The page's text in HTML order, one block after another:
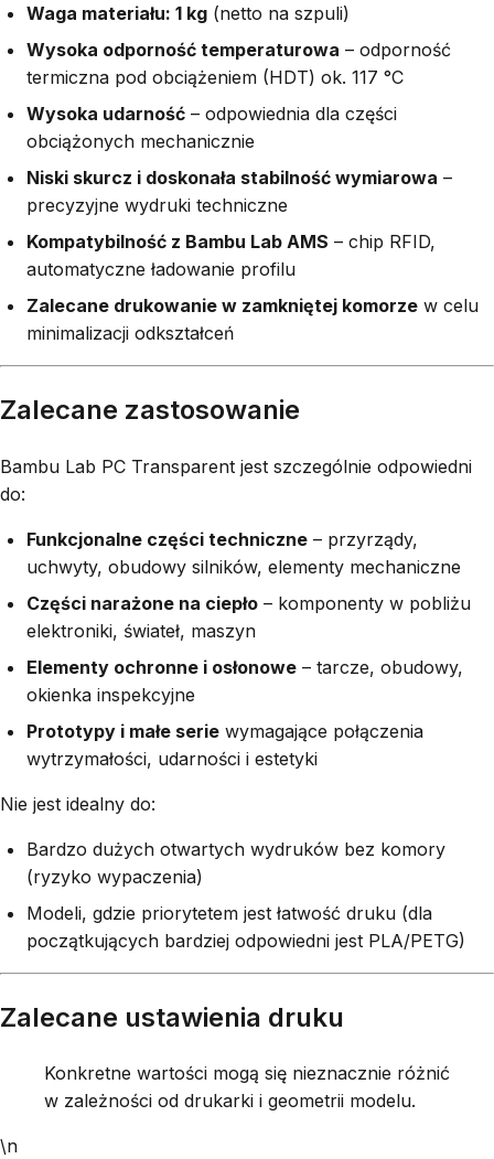
Waga materiału: 1 kg (netto na szpuli)
Wysoka odporność temperaturowa – odporność
termiczna pod obciążeniem (HDT) ok. 117 °C
Wysoka udarność – odpowiednia dla części
obciążonych mechanicznie
Niski skurcz i doskonała stabilność wymiarowa –
precyzyjne wydruki techniczne
Kompatybilność z Bambu Lab AMS – chip RFID,
automatyczne ładowanie profilu
Zalecane drukowanie w zamkniętej komorze w celu
minimalizacji odkształceń
Zalecane zastosowanie
Bambu Lab PC Transparent jest szczególnie odpowiedni
do:
Funkcjonalne części techniczne – przyrządy,
uchwyty, obudowy silników, elementy mechaniczne
Części narażone na ciepło – komponenty w pobliżu
elektroniki, świateł, maszyn
Elementy ochronne i osłonowe – tarcze, obudowy,
okienka inspekcyjne
Prototypy i małe serie wymagające połączenia
wytrzymałości, udarności i estetyki
Nie jest idealny do:
Bardzo dużych otwartych wydruków bez komory
(ryzyko wypaczenia)
Modeli, gdzie priorytetem jest łatwość druku (dla
początkujących bardziej odpowiedni jest PLA/PETG)
Zalecane ustawienia druku
Konkretne wartości mogą się nieznacznie różnić
w zależności od drukarki i geometrii modelu.
\n